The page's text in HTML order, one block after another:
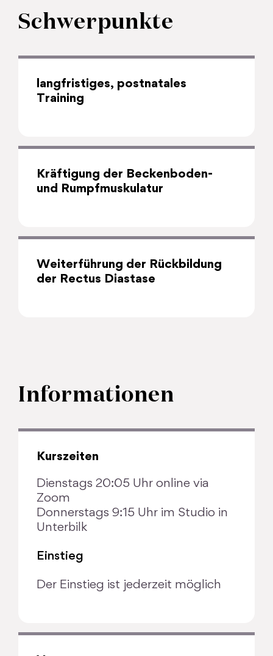
Schwerpunkte
langfristiges, postnatales
Training
Kräftigung der Beckenboden-
und Rumpfmuskulatur
Weiterführung der Rückbildung
der Rectus Diastase
Informationen
Kurszeiten
Dienstags 20:05 Uhr online via
Zoom
Donnerstags 9:15 Uhr im Studio in
Unterbilk
Einstieg
Der Einstieg ist jederzeit möglich